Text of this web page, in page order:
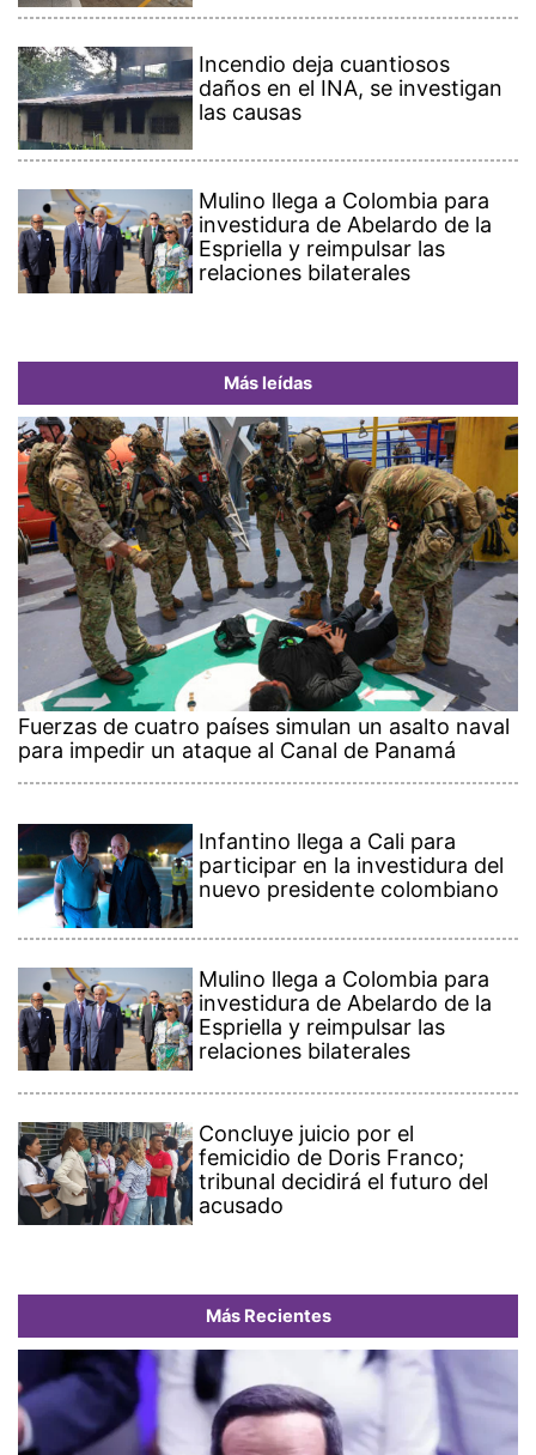
Incendio deja cuantiosos
daños en el INA, se investigan
las causas
Mulino llega a Colombia para
investidura de Abelardo de la
Espriella y reimpulsar las
relaciones bilaterales
Más leídas
Fuerzas de cuatro países simulan un asalto naval
para impedir un ataque al Canal de Panamá
Infantino llega a Cali para
participar en la investidura del
nuevo presidente colombiano
Mulino llega a Colombia para
investidura de Abelardo de la
Espriella y reimpulsar las
relaciones bilaterales
Concluye juicio por el
femicidio de Doris Franco;
tribunal decidirá el futuro del
acusado
Más Recientes